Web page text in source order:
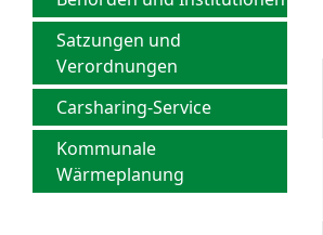
Satzungen und
Verordnungen
Carsharing-Service
Kommunale
Wärmeplanung